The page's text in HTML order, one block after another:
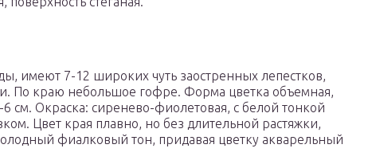
имеют 7-12 широких чуть заостренных лепестков,
По краю небольшое гофре. Форма цветка объемная,
см. Окраска: сиренево-фиолетовая, с белой тонкой
Цвет края плавно, но без длительной растяжки,
фиалковый тон, придавая цветку акварельный